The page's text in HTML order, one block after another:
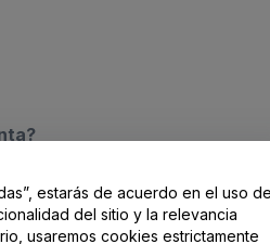
Contacto
estarás de acuerdo en el uso
del sitio y la relevancia
usaremos cookies estrictamente